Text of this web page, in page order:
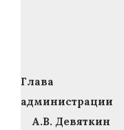
А.В. Девяткин